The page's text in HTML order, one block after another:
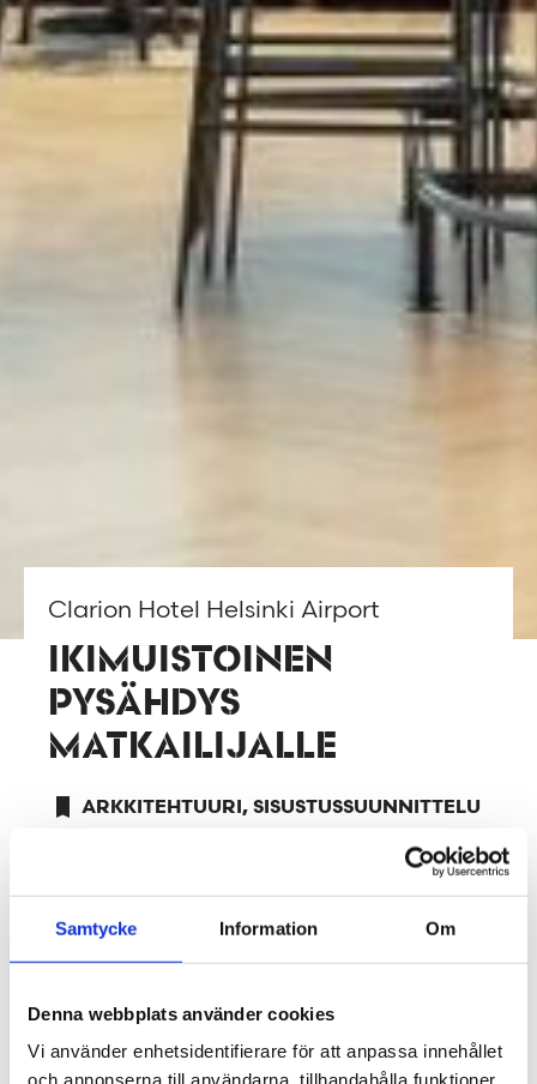
Samtycke Information Om
Denna webbplats använder cookies
Vi använder enhetsidentifierare för att anpassa innehållet
och annonserna till användarna, tillhandahålla funktioner
Clarion Hotel Helsinki Airport
IKIMUISTOINEN
PYSÄHDYS
MATKAILIJALLE
ARKKITEHTUURI, SISUSTUSSUUNNITTELU
TIETOJA PROJEKTISTA
Suomen suurimmasta hotellista kaikkea
muuta kuin ”välttämättömän pysähdyksen